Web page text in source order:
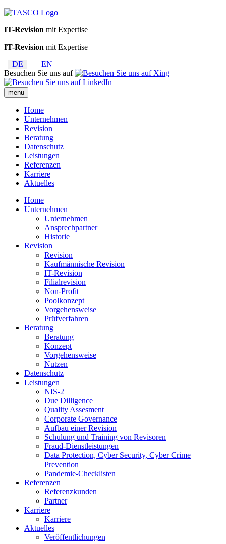
IT-Revision mit Expertise
IT-Revision mit Expertise
DE
EN
Besuchen Sie uns auf
menu
Home
Unternehmen
Revision
Beratung
Datenschutz
Leistungen
Referenzen
Karriere
Aktuelles
Home
Unternehmen
Unternehmen
Ansprechpartner
Historie
Revision
Revision
Kaufmännische Revision
IT-Revision
Filialrevision
Non-Profit
Poolkonzept
Vorgehensweise
Prüfverfahren
Beratung
Beratung
Konzept
Vorgehensweise
Nutzen
Datenschutz
Leistungen
NIS-2
Due Dilligence
Quality Assesment
Corporate Governance
Aufbau einer Revision
Schulung und Training von Revisoren
Fraud-Dienstleistungen
Data Protection, Cyber Security, Cyber Crime
Prevention
Pandemie-Checklisten
Referenzen
Referenzkunden
Partner
Karriere
Karriere
Aktuelles
Veröffentlichungen